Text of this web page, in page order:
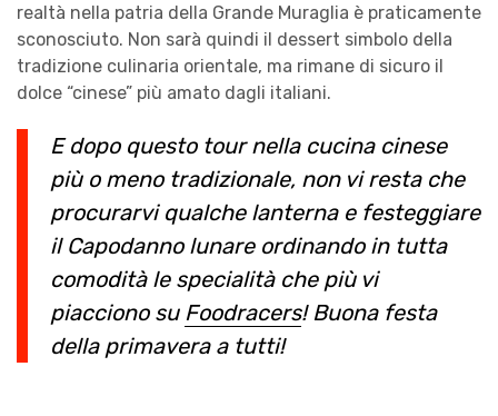
realtà nella patria della Grande Muraglia è praticamente
sconosciuto. Non sarà quindi il dessert simbolo della
tradizione culinaria orientale, ma rimane di sicuro il
dolce “cinese” più amato dagli italiani.
E dopo questo tour nella cucina cinese
più o meno tradizionale, non vi resta che
procurarvi qualche lanterna e festeggiare
il Capodanno lunare ordinando in tutta
comodità le specialità che più vi
piacciono su Foodracers! Buona festa
della primavera a tutti!